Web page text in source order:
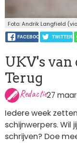
Foto: Andrik Langfield
FACEBOOK TWITTER
UKV's van
Terug
Redactie27
Iedere week
schijnwerpers. Wil
schrijven? Doe